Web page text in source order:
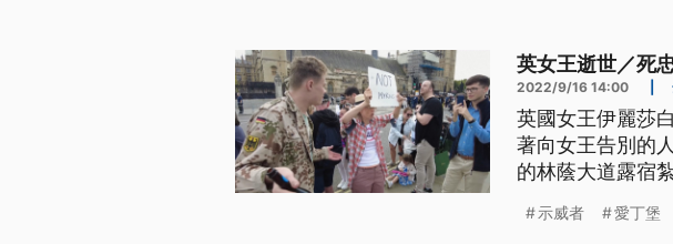
英女王逝世／死
2022/9/16 14:00
英國女王伊麗莎
著向女王告別的
的林蔭大道露宿
爭辯將會擴大。
示威者 愛丁堡